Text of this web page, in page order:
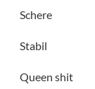
Schere
Stabil
Queen shit